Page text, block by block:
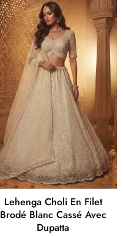
Lehenga Choli En Filet
Brodé Blanc Cassé Avec
Dupatta